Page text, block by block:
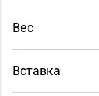
Вес
Вставка